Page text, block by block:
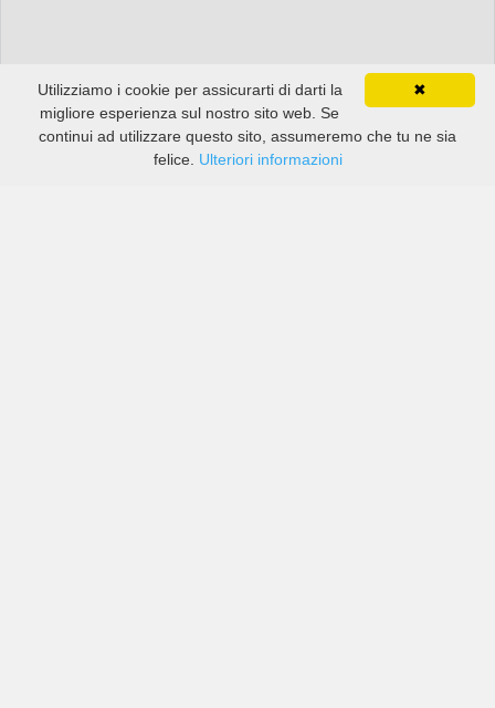
✖
Utilizziamo i cookie per assicurarti di darti la
migliore esperienza sul nostro sito web. Se
continui ad utilizzare questo sito, assumeremo che tu ne sia
felice. Ulteriori informazioni